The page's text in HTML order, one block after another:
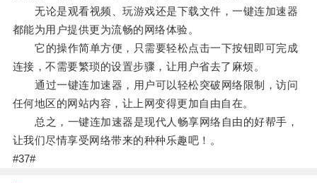
无论是观看视频、玩游戏还是下载文件，一键连加速器
都能为用户提供更为流畅的网络体验。
它的操作简单方便，只需要轻松点击一下按钮即可完成
连接，不需要繁琐的设置步骤，让用户省去了麻烦。
通过一键连加速器，用户可以轻松突破网络限制，访问
任何地区的网站内容，让上网变得更加自由自在。
总之，一键连加速器是现代人畅享网络自由的好帮手，
让我们尽情享受网络带来的种种乐趣吧！。
#37#